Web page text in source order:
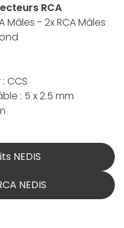
RCA
Mâles - 2x RCA Mâles
CCS
: 5 x 2.5 mm
NEDIS
NEDIS